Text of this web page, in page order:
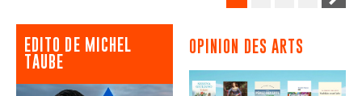
EDITO DE MICHEL
TAUBE
OPINION DES ARTS